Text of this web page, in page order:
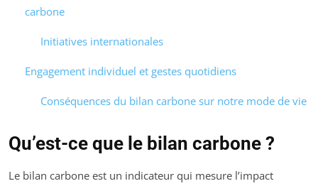
carbone
Initiatives internationales
Engagement individuel et gestes quotidiens
Conséquences du bilan carbone sur notre mode de vie
Qu’est-ce que le bilan carbone ?
Le bilan carbone est un indicateur qui mesure l’impact